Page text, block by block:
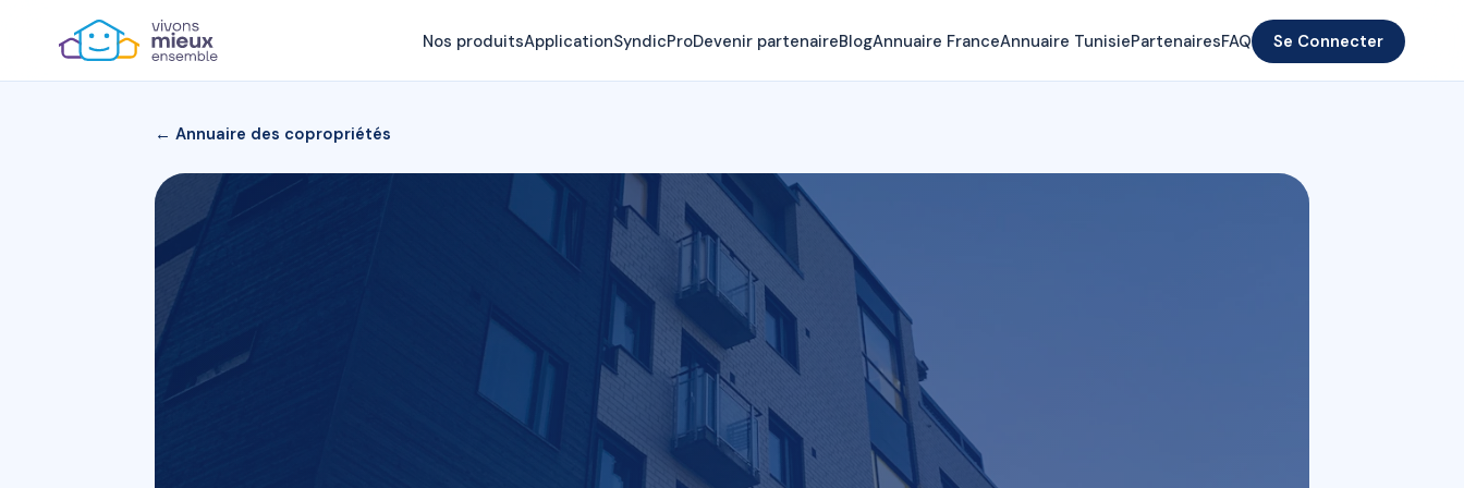
Nos produitsApplicationSyndicProDevenir partenaireBlogAnnuaire FranceAnnuaire TunisiePartenairesFAQ Se Connecter
← Annuaire des copropriétés